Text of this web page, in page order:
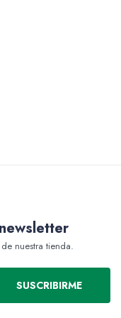
nuestra tienda.
SUSCRIBIRME